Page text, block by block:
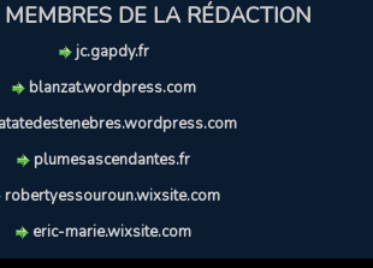
DE LA RÉDACTION
jc.gapdy.fr
blanzat.wordpress.com
plumesascendantes.fr
robertyessouroun.wixsite.com
eric-marie.wixsite.com